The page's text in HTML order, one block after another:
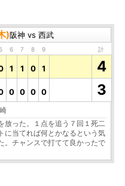
)阪神 vs 西武
5 6 7 8 9 計
1 1 0 1 4
0 0 0 0 3
放った。１点を追う７回１死二
に当てれば何とかなるという気
。チャンスで打てて良かったで